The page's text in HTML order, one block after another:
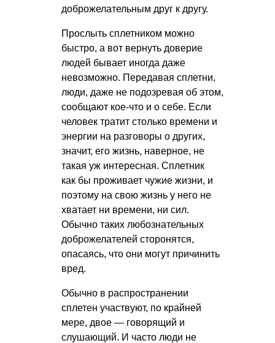
доброжелательным друг к другу.
Прослыть сплетником можно
быстро, а вот вернуть доверие
людей бывает иногда даже
невозможно. Передавая сплетни,
люди, даже не подозревая об этом,
сообщают кое-что и о себе. Если
человек тратит столько времени и
энергии на разговоры о других,
значит, его жизнь, наверное, не
такая уж интересная. Сплетник
как бы проживает чужие жизни, и
поэтому на свою жизнь у него не
хватает ни времени, ни сил.
Обычно таких любознательных
доброжелателей сторонятся,
опасаясь, что они могут причинить
вред.
Обычно в распространении
сплетен участвуют, по крайней
мере, двое — говорящий и
слушающий. И часто люди не